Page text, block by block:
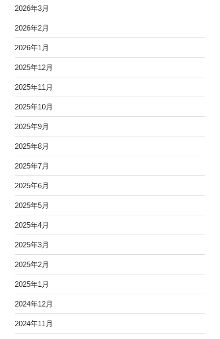
2026年3月
2026年2月
2026年1月
2025年12月
2025年11月
2025年10月
2025年9月
2025年8月
2025年7月
2025年6月
2025年5月
2025年4月
2025年3月
2025年2月
2025年1月
2024年12月
2024年11月